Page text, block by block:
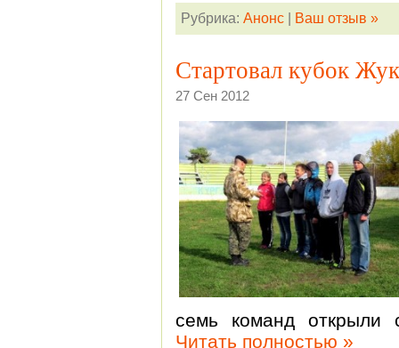
Рубрика: Анонс| Ваш отзыв »
Стартовал кубок
27 Сен 2012
семь команд открыли
Читать полностью »